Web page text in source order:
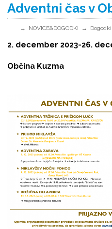
Adventni čas v
NOVICE&DOGODKI Dogodki
2. december 2023-26.
Občina Kuzma